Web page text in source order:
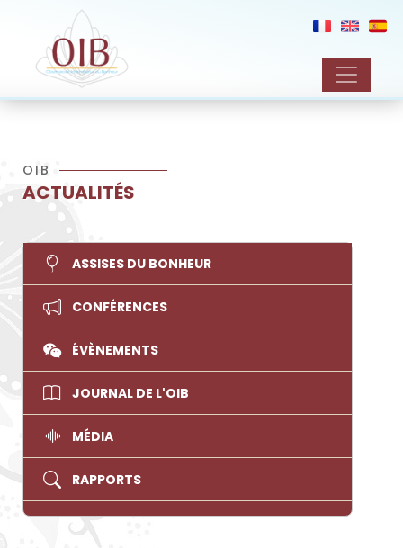
OIB
ACTUALITÉS
ASSISES DU BONHEUR
CONFÉRENCES
ÉVÈNEMENTS
JOURNAL DE L'OIB
MÉDIA
RAPPORTS